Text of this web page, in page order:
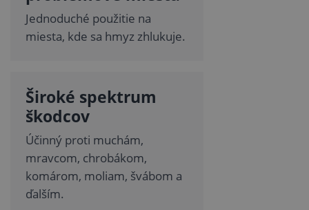
Jednoduché použitie na
miesta, kde sa hmyz zhlukuje.
Široké spektrum
škodcov
Účinný proti muchám,
mravcom, chrobákom,
komárom, moliam, švábom a
ďalším.